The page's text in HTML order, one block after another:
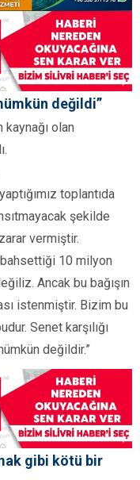
değildi”
kaynağı olan
toplantıda
şekilde
vermiştir.
bahsettiği 10 milyon
Ancak bu bağışın
istenmiştir. Bizim bu
Senet karşılığı
değildir.”
gibi kötü bir